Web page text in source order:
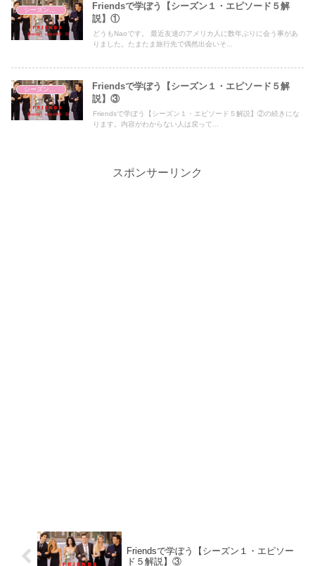
Friendsで学ぼう【シーズン１・エピソード５解
説】①
どうもNaoです。 最近友達のアメリカ人に数年ぶりに会う事があ
りました。たまたま旅行先で偶然出会いそ...
シーズン１・エピソード５
Friendsで学ぼう【シーズン１・エピソード５解
説】③
Friendsで学ぼう【シーズン１・エピソード５解説】②の続きにな
ります。内容がわからない人は戻って...
スポンサーリンク
Friendsで学ぼう【シーズン１・エピソー
ド５解説】③